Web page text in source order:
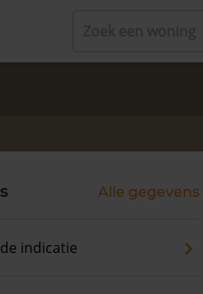
Alle gegevens
indicatie